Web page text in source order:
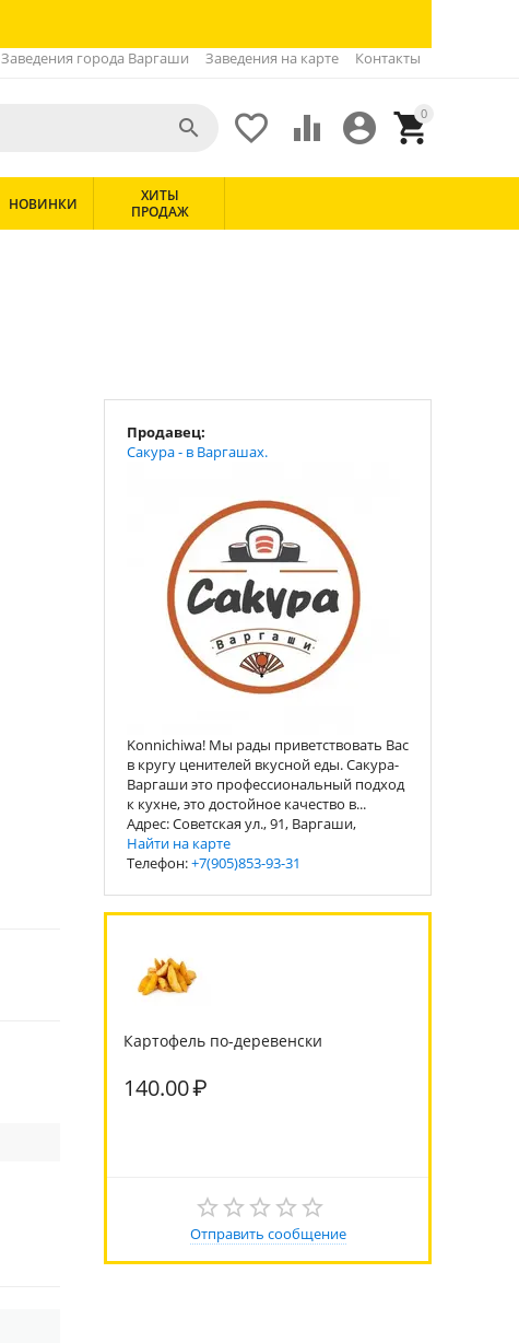
Заведения города Варгаши Заведения на карте Контакты
0


 

НОВИНКИ
ХИТЫ
ПРОДАЖ
Продавец:
Сакура - в Варгашах.
Konnichiwa! Мы рады приветствовать Вас
в кругу ценителей вкусной еды. Сакура-
Варгаши это профессиональный подход
к кухне, это достойное качество в...
Адрес: Советская ул., 91, Варгаши,
Найти на карте
Телефон:+7(905)853-93-31
Картофель по-деревенски
140.00₽
Отправить сообщение